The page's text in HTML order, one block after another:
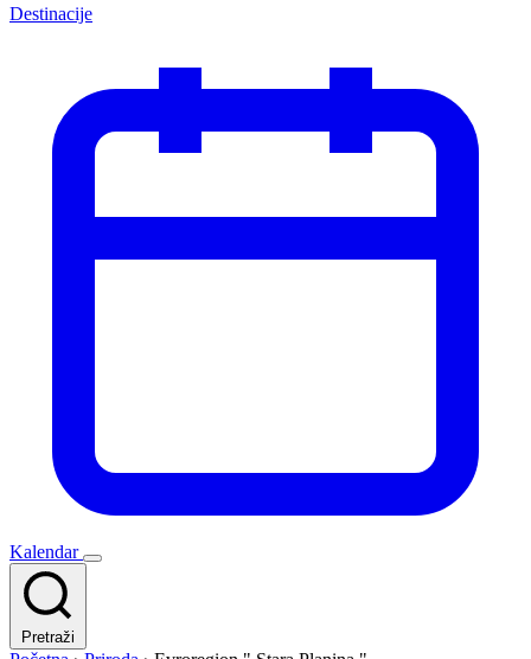
Destinacije
Kalendar
Pretraži